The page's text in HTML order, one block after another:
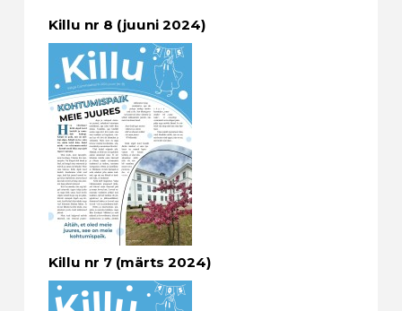
Killu nr 8 (juuni 2024)
Killu nr 7 (märts 2024)